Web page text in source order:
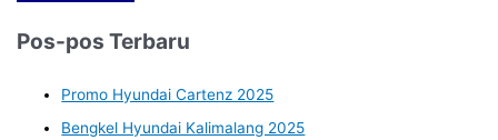
Pos-pos Terbaru
Promo Hyundai Cartenz 2025
Bengkel Hyundai Kalimalang 2025